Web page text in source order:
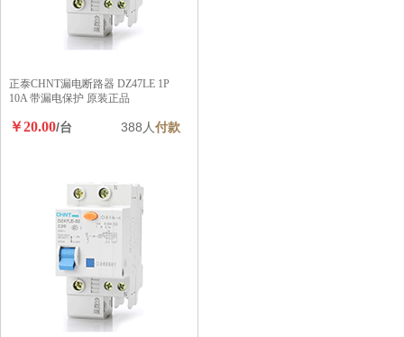
正泰CHNT漏电断路器 DZ47LE 1P
10A 带漏电保护 原装正品
￥20.00/台 388人付款